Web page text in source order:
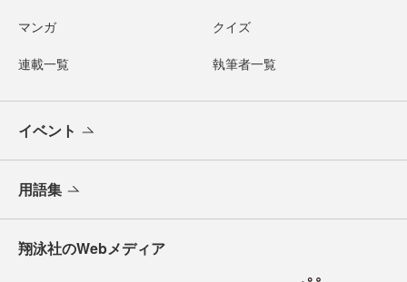
マンガ クイズ
連載一覧 執筆者一覧
イベント
用語集
翔泳社のWebメディア